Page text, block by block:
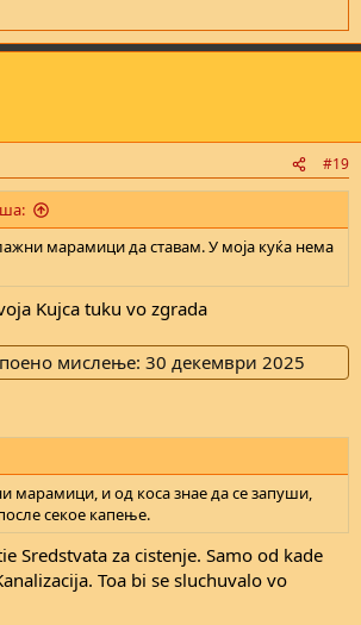
#19
марамици да ставам. У моја куќа нема
Kujca tuku vo zgrada
мислење: 30 декември 2025
марамици, и од коса знае да се запуши,
секое капење.
Sredstvata za cistenje. Samo od kade
Toa bi se sluchuvalo vo